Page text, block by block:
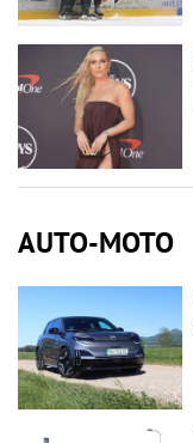
AUTO-MOTO